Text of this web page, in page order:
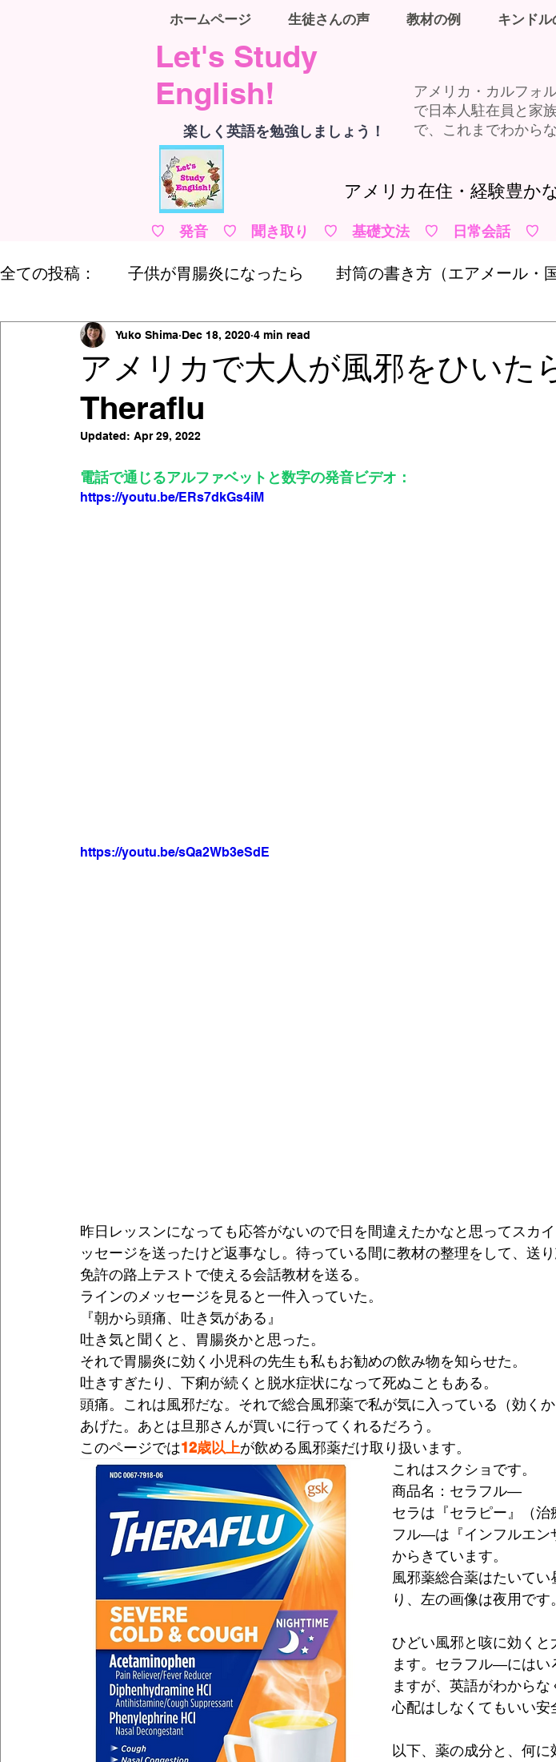
Let's Study
English!
楽しく英語を勉強しましょう！
アメリカ・カルフォ
で日本人駐在員と家
で、これまでわから
アメリカ在住・経験豊か
♡ 発音 ♡ 聞き取り ♡ 基礎文法 ♡ 日常会話 ♡
ホームページ 生徒さんの声 教材の例 キンド
全ての投稿： 子供が胃腸炎になったら 封筒の書き方（エアメール・
アメリカで医者にかかる クレジットカード、デビットカード、現金
アメリカのクリスマス
英語の学習法 日記 緊急時に必要となる英語力
アメリカで大人が風邪をひいた
Theraflu
Yuko Shima Dec 18, 2020 4 min read
Updated: Apr 29, 2022
電話で通じるアルファベットと数字の発音ビデオ：
https://youtu.be/ERs7dkGs4iM
https://youtu.be/sQa2Wb3eSdE
昨日レッスンになっても応答がないので日を間違えたかなと思ってスカ
ッセージを送ったけど返事なし。待っている間に教材の整理をして、送
免許の路上テストで使える会話教材を送る。
ラインのメッセージを見ると一件入っていた。
『朝から頭痛、吐き気がある』
吐き気と聞くと、胃腸炎かと思った。
それで胃腸炎に効く小児科の先生も私もお勧めの飲み物を知らせた。
吐きすぎたり、下痢が続くと脱水症状になって死ぬこともある。
頭痛。これは風邪だな。それで総合風邪薬で私が気に入っている（効く
あげた。あとは旦那さんが買いに行ってくれるだろう。
このページでは12歳以上が飲める風邪薬だけ取り扱います。
これはスクショです。
商品名：セラフル―
セラは『セラピー』（治
フル―は『インフルエン
からきています。
風邪薬総合薬はたいてい
り、左の画像は夜用です。
ひどい風邪と咳に効くと
ます。セラフル―にはい
ますが、英語がわから
心配はしなくてもいい安
以下、薬の成分と、何に